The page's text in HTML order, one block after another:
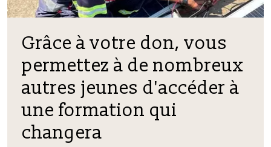
Grâce à votre don, vous
permettez à de nombreux
autres jeunes d'accéder à
une formation qui
changera